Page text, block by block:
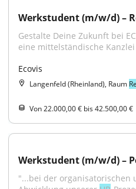
Werkstudent (m/w/d) –
Gestalte Deine Zukunft bei
eine mittelständische
Ecovis
Langenfeld (Rheinland), Raum
Von 22.000,00 € bis 42.500,00 €
Werkstudent (m/w/d) –
"...bei der organisatorischen